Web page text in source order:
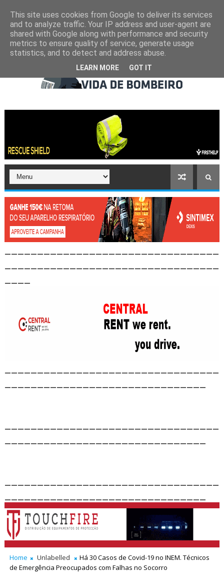
Home Unlabelled
Há 30 Casos de Covid-19 no INEM. Técnicos
de Emergência Preocupados com Falhas no Socorro
This site uses cookies from Google to deliver its services
and to analyze traffic. Your IP address and user-agent are
shared with Google along with performance and security
metrics to ensure quality of service, generate usage
statistics, and to detect and address abuse.
LEARN MORE GOT IT